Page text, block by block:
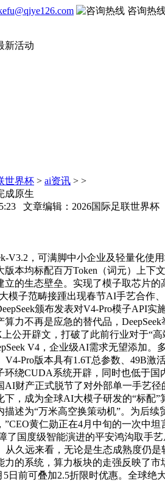
咨询热线
新活动
世界杯 > ai资讯 > >
成原生
文章编辑：2026国际足联世界
，可满脚中小企业及轻量化使用
版本均标配百万Token（词元）上下
的生态壁垒。实现了模子取芯片
模子范畴接踵出现春节AI手艺合作
颁布发表对V4-Pro模子API
力不再是应急的替代品，
公开辟文，打破了此前行业对于“
V4，企业级AI需求无望添加
Pro版本具有1.6T总参数、49B
绕CUDA系统开辟，同时也低于国
AI财产正式脱节了对外部单一手艺
下，成为全球AI大模子研发的“标配
述为“万米高空换策动机”。为后
黄仁勋正在4月中旬的一次中
了国度级智能演进的平安鸿沟取手
从久远来看，无论是生态成熟度仍
力的系统，算力板块的走强反映了
5日前可叠加2.5折限时优惠。全球